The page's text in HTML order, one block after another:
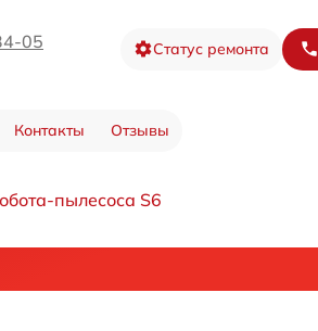
05 Статус ремонта
Контакты Отзывы
пылесоса S6